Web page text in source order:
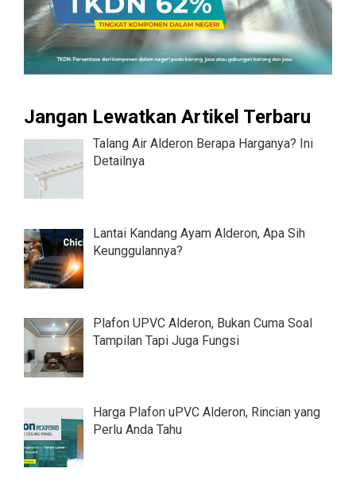
Jangan Lewatkan Artikel Terbaru
Talang Air Alderon Berapa Harganya? Ini
Detailnya
Lantai Kandang Ayam Alderon, Apa Sih
Keunggulannya?
Plafon UPVC Alderon, Bukan Cuma Soal
Tampilan Tapi Juga Fungsi
Harga Plafon uPVC Alderon, Rincian yang
Perlu Anda Tahu